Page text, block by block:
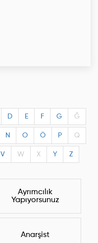
D E F G Ğ
N O Ö P Q
V W X Y Z
Ayrımcılık
Yapıyorsunuz
Anarşist